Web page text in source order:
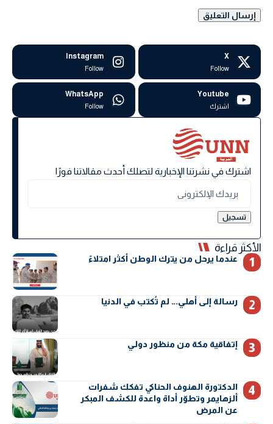
X
Follow
Instagram
Follow
Youtube
اشترك
WhatsApp
Follow
اشترك في نشرتنا الإخبارية لتصلك أحدث مقالاتنا فورًا
الأكثر قراءة
عندما يرحل من يترك الوطن أكثر امتلاءً
رسالة إلى أهلي… لم تُكتب في الدنيا
إتفاقية مكة من منظور دولي
الدكتورة الهنوف الحناكي تفكك شفرات
ألزهايمر وتطوّر أداة واعدة للكشف المبكر
عن المرض